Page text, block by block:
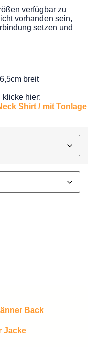
verfügbar zu
vorhanden sein,
setzen und
breit
klicke hier:
Shirt / mit Tonlage
Jacke